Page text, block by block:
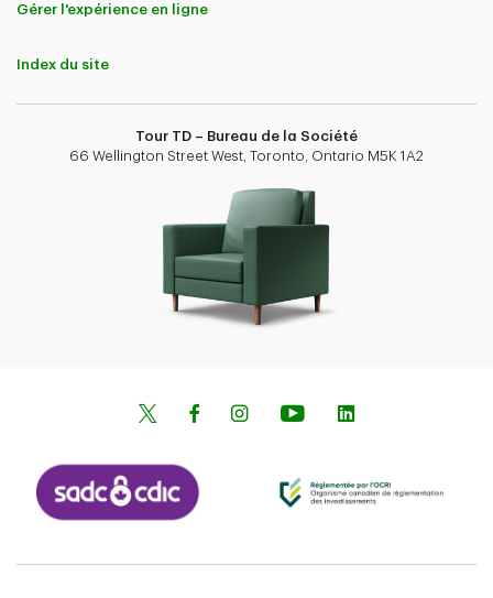
Gérer l'expérience en ligne
Index du site
Tour TD – Bureau de la Société
66 Wellington Street West, Toronto, Ontario M5K 1A2